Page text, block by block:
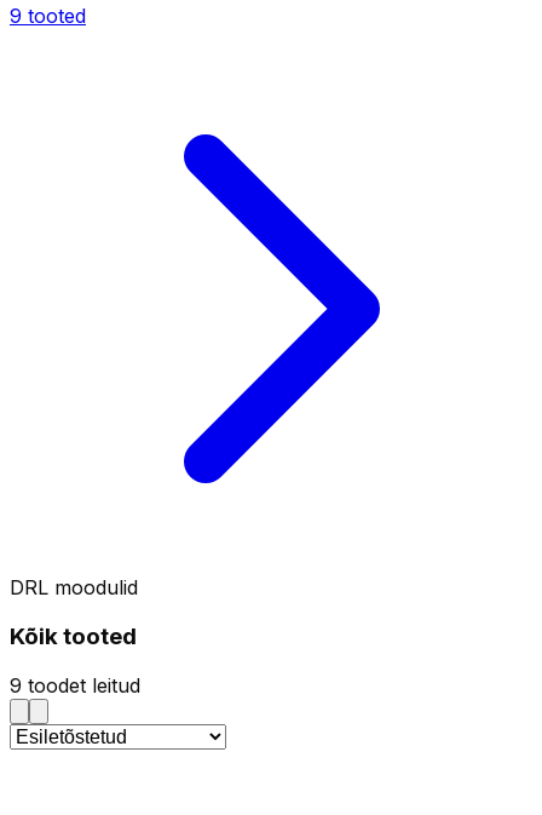
9 tooted
DRL moodulid
Kõik tooted
9 toodet leitud